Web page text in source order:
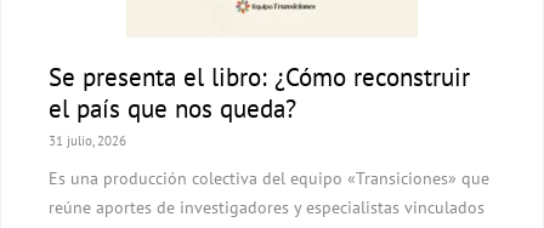
editoriales
Se presenta el libro: ¿Cómo reconstruir
el país que nos queda?
31 julio, 2026
Es una producción colectiva del equipo «Transiciones» que
reúne aportes de investigadores y especialistas vinculados